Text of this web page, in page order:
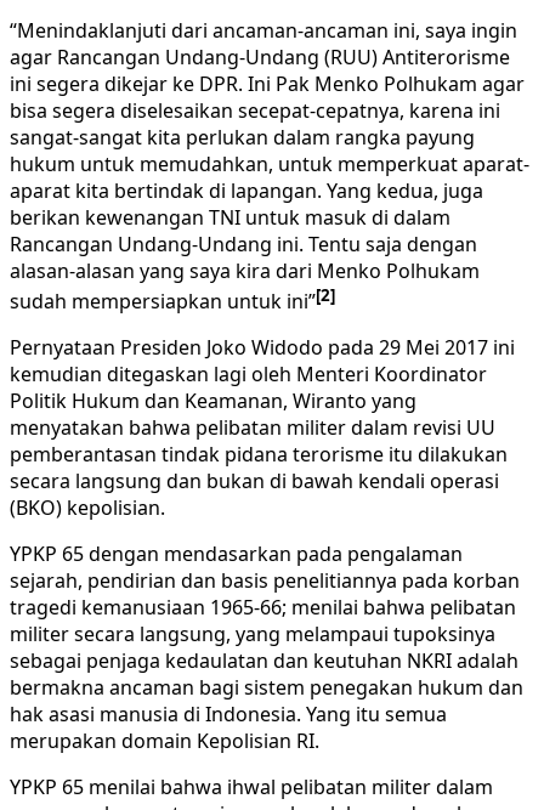
“Menindaklanjuti dari ancaman-ancaman ini, saya ingin
agar Rancangan Undang-Undang (RUU) Antiterorisme
ini segera dikejar ke DPR. Ini Pak Menko Polhukam agar
bisa segera diselesaikan secepat-cepatnya, karena ini
sangat-sangat kita perlukan dalam rangka payung
hukum untuk memudahkan, untuk memperkuat aparat-
aparat kita bertindak di lapangan. Yang kedua, juga
berikan kewenangan TNI untuk masuk di dalam
Rancangan Undang-Undang ini. Tentu saja dengan
alasan-alasan yang saya kira dari Menko Polhukam
sudah mempersiapkan untuk ini”[2]
Pernyataan Presiden Joko Widodo pada 29 Mei 2017 ini
kemudian ditegaskan lagi oleh Menteri Koordinator
Politik Hukum dan Keamanan, Wiranto yang
menyatakan bahwa pelibatan militer dalam revisi UU
pemberantasan tindak pidana terorisme itu dilakukan
secara langsung dan bukan di bawah kendali operasi
(BKO) kepolisian.
YPKP 65 dengan mendasarkan pada pengalaman
sejarah, pendirian dan basis penelitiannya pada korban
tragedi kemanusiaan 1965-66; menilai bahwa pelibatan
militer secara langsung, yang melampaui tupoksinya
sebagai penjaga kedaulatan dan keutuhan NKRI adalah
bermakna ancaman bagi sistem penegakan hukum dan
hak asasi manusia di Indonesia. Yang itu semua
merupakan domain Kepolisian RI.
YPKP 65 menilai bahwa ihwal pelibatan militer dalam